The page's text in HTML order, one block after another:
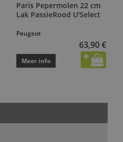
Paris Pepermolen 22 cm
Lak PassieRood U'Select
Peugeot
63,90 €
Meer info